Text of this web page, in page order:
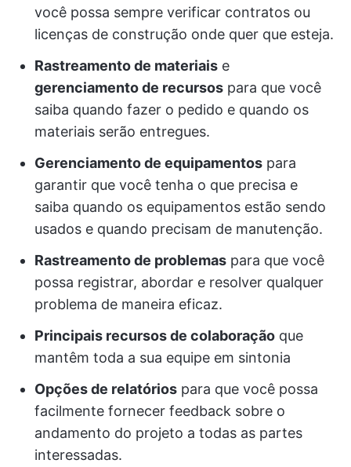
você possa sempre verificar contratos ou
licenças de construção onde quer que esteja.
Rastreamento de materiais e
gerenciamento de recursos para que você
saiba quando fazer o pedido e quando os
materiais serão entregues.
Gerenciamento de equipamentos para
garantir que você tenha o que precisa e
saiba quando os equipamentos estão sendo
usados e quando precisam de manutenção.
Rastreamento de problemas para que você
possa registrar, abordar e resolver qualquer
problema de maneira eficaz.
Principais recursos de colaboração que
mantêm toda a sua equipe em sintonia
Opções de relatórios para que você possa
facilmente fornecer feedback sobre o
andamento do projeto a todas as partes
interessadas.